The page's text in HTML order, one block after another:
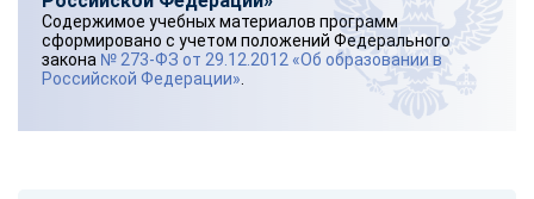
Содержимое учебных материалов программ
сформировано с учетом положений Федерального
закона № 273-ФЗ от 29.12.2012 «Об образовании в
Российской Федерации»